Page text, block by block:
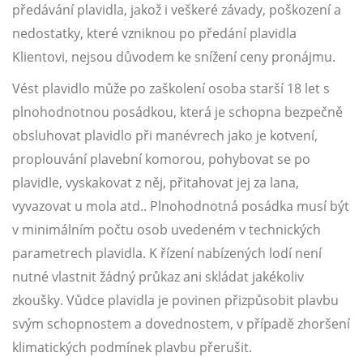
předávání plavidla, jakož i veškeré závady, poškození a
nedostatky, které vzniknou po předání plavidla
Klientovi, nejsou důvodem ke snížení ceny pronájmu.
Vést plavidlo může po zaškolení osoba starší 18 let s
plnohodnotnou posádkou, která je schopna bezpečně
obsluhovat plavidlo při manévrech jako je kotvení,
proplouvání plavební komorou, pohybovat se po
plavidle, vyskakovat z něj, přitahovat jej za lana,
vyvazovat u mola atd.. Plnohodnotná posádka musí být
v minimálním počtu osob uvedeném v technických
parametrech plavidla. K řízení nabízených lodí není
nutné vlastnit žádný průkaz ani skládat jakékoliv
zkoušky. Vůdce plavidla je povinen přizpůsobit plavbu
svým schopnostem a dovednostem, v případě zhoršení
klimatických podmínek plavbu přerušit.